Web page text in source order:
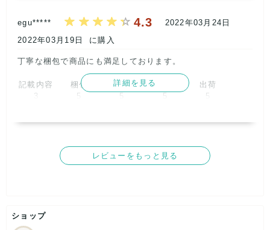
egu***** 4.3
2022年03月24日
2022年03月19日
に購入
丁寧な梱包で商品にも満足しております。
記載内容
3
梱包
5
商品満足
5
5
出荷
5
詳細を見る
レビューをもっと見る
ショップ